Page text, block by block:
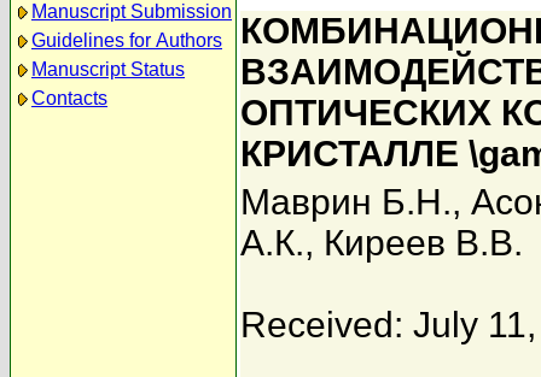
Manuscript Submission
Guidelines for Authors
Manuscript Status
Contacts
ОПТИЧЕСКИХ
КРИСТАЛЛЕ
Маврин Б.Н.,
А.К., Киреев В.В.
Received: July